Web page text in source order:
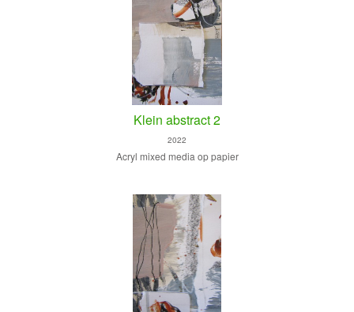
Klein abstract 2
2022
Acryl mixed media op papier